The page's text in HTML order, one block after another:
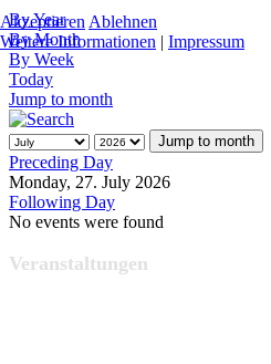
By Year
By Month
By Week
Today
Jump to month
Jump to month
Preceding Day
Monday, 27. July 2026
Following Day
No events were found
Veranstaltungen
Akzeptieren Ablehnen
Weitere Informationen | Impressum